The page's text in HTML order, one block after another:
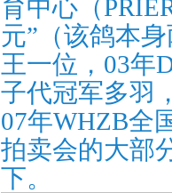
育中心（
元”（该鸽本
王一位，03年
子代冠军多羽
07年WHZB全
拍卖会的大部
下。